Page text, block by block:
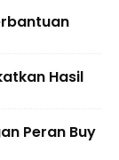
Hasil
Peran Buy